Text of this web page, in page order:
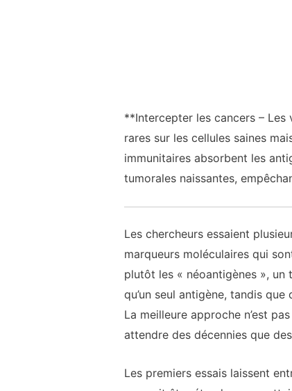
**Intercepter les cancers –
rares sur les cellules saines
immunitaires absorbent les
tumorales naissantes,
Les chercheurs essaient
marqueurs moléculaires qui
plutôt les « néoantigènes », un
qu’un seul antigène, tandis
La meilleure approche n’est
attendre des décennies que
Les premiers essais laissent